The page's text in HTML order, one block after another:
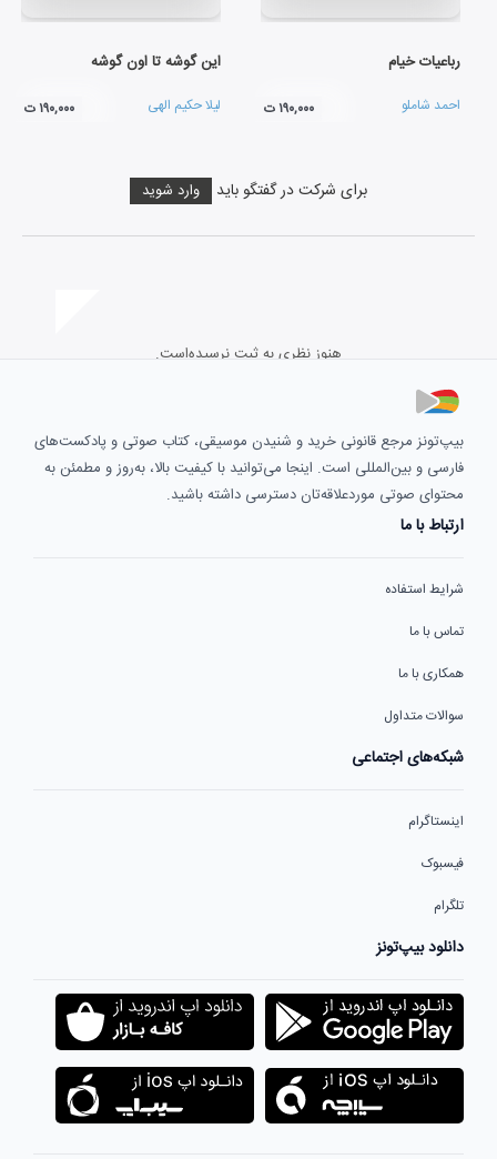
رباعیات خیام
احمد شاملو ۱۹۰,۰۰۰ ت
این گوشه تا اون گوشه
لیلا حکیم الهی ۱۹۰,۰۰۰ ت
برای شرکت در گفتگو باید وارد شوید
هنوز نظری به ثبت نرسیده‌است.
بیپ‌تونز مرجع قانونی خرید و شنیدن موسیقی، کتاب صوتی و پادکست‌های
فارسی و بین‌المللی است. اینجا می‌توانید با کیفیت بالا، به‌روز و مطمئن به
محتوای صوتی موردعلاقه‌تان دسترسی داشته باشید.
ارتباط با ما
شرایط استفاده
تماس با ما
همکاری با ما
سوالات متداول
شبکه‌های اجتماعی
اینستاگرام
فیسبوک
تلگرام
دانلود بیپ‌تونز